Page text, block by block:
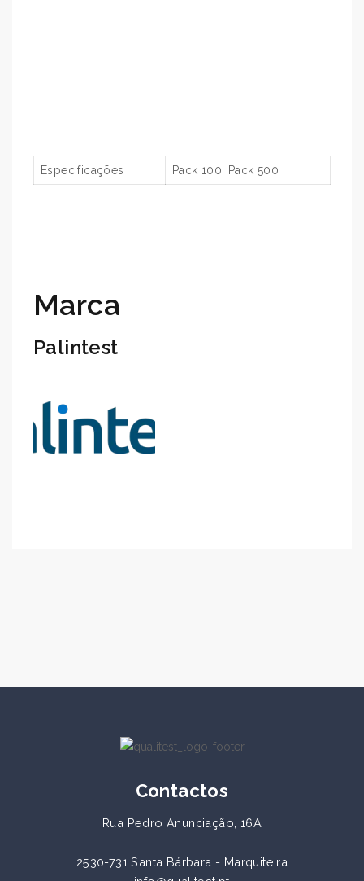
Especificações Pack 100, Pack 500
Marca
Palintest
Contactos
Rua Pedro Anunciação, 16A
2530-731 Santa Bárbara - Marquiteira